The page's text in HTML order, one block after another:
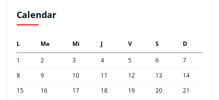
Calendar
L Ma Mi J V S
D
1
2 3 4 5 6
7
8
9 10 11 12 13
14
15
16 17 18 19 20
21